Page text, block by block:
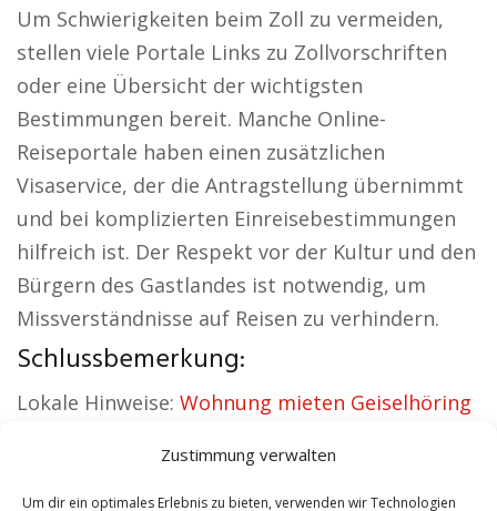
Zustimmung verwalten
Um dir ein optimales Erlebnis zu bieten, verwenden wir Technologien
Um Schwierigkeiten beim Zoll zu vermeiden,
stellen viele Portale Links zu Zollvorschriften
oder eine Übersicht der wichtigsten
Bestimmungen bereit. Manche Online-
Reiseportale haben einen zusätzlichen
Visaservice, der die Antragstellung übernimmt
und bei komplizierten Einreisebestimmungen
hilfreich ist. Der Respekt vor der Kultur und den
Bürgern des Gastlandes ist notwendig, um
Missverständnisse auf Reisen zu verhindern.
Schlussbemerkung:
Lokale Hinweise: Wohnung mieten Geiselhöring
Versicherung Geiselhöring
Hauskauf Geiselhöring|Hundeschule